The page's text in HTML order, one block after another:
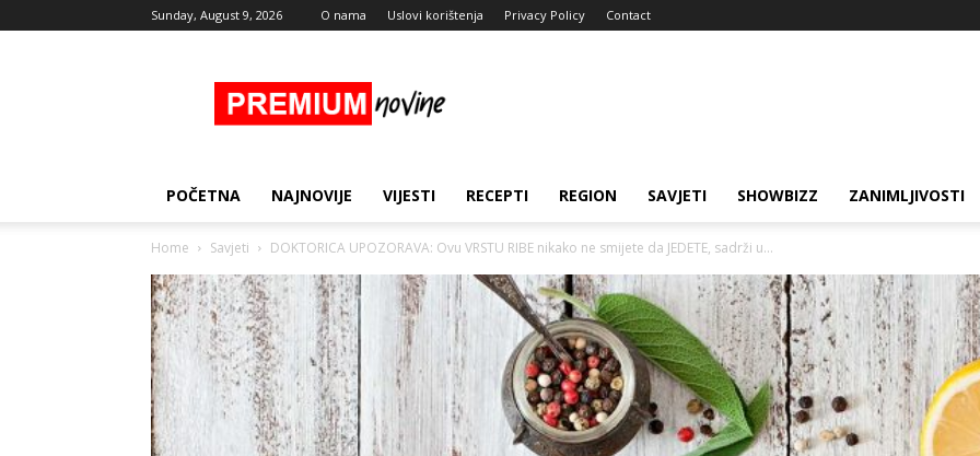
Sunday, August 9, 2026 O nama Uslovi korištenja Privacy Policy Contact
Novine
POČETNA NAJNOVIJE VIJESTI RECEPTI REGION SAVJETI SHOWBIZZ ZANIMLJIVOSTI
Home Savjeti DOKTORICA UPOZORAVA: Ovu VRSTU RIBE nikako ne smijete da JEDETE, sadrži u...